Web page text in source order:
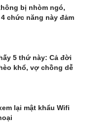
bị nhòm ngó,
chức năng này đảm
5 thứ này: Cả đời
khổ, vợ chồng dễ
lại mật khẩu Wifi